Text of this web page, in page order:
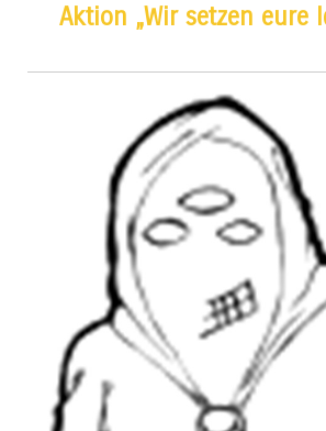
Aktion „Wir setzen eure